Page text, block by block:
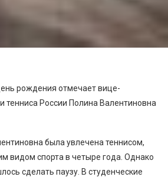
рождения отмечает вице-
тенниса России Полина Валентиновна
была увлечена теннисом,
видом спорта в четыре года. Однако
сделать паузу. В студенческие